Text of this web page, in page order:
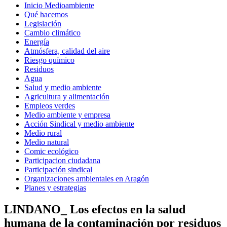
Inicio Medioambiente
Qué hacemos
Legislación
Cambio climático
Energía
Atmósfera, calidad del aire
Riesgo químico
Residuos
Agua
Salud y medio ambiente
Agricultura y alimentación
Empleos verdes
Medio ambiente y empresa
Acción Sindical y medio ambiente
Medio rural
Medio natural
Comic ecológico
Participacion ciudadana
Participación sindical
Organizaciones ambientales en Aragón
Planes y estrategias
LINDANO_ Los efectos en la salud
humana de la contaminación por residuos